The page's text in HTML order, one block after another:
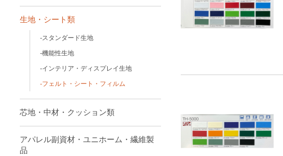
生地・シート類
スタンダード生地
機能性生地
インテリア・ディスプレイ生地
フェルト・シート・フィルム
芯地・中材・クッション類
アパレル副資材・ユニホーム・繊維製
品